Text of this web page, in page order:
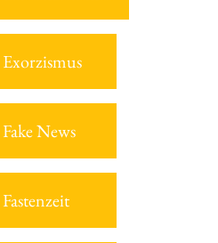
Exorzismus
Fake News
Fastenzeit